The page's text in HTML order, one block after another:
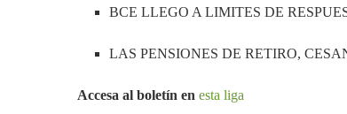
BCE LLEGO A LIMITES DE
LAS PENSIONES DE RETIRO,
Accesa al boletín en esta liga